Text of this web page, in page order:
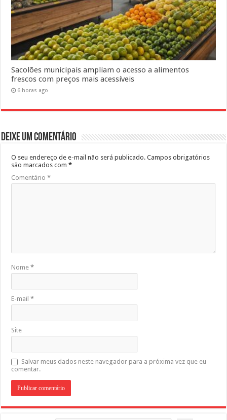
Sacolões municipais ampliam o acesso a alimentos
frescos com preços mais acessíveis
6 horas ago
Deixe um comentário
O seu endereço de e-mail não será publicado. Campos obrigatórios
são marcados com*
Comentário*
Nome*
E-mail*
Site
Salvar meus dados neste navegador para a próxima vez que eu
comentar.